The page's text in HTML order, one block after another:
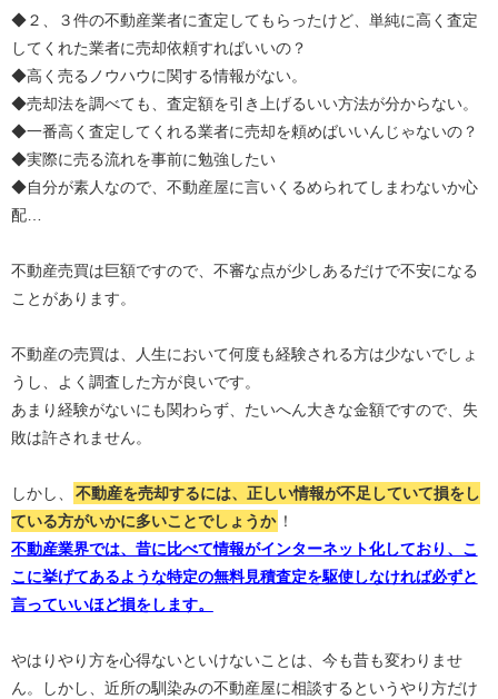
◆２、３件の不動産業者に査定してもらったけど、単純に高く査定
してくれた業者に売却依頼すればいいの？
◆高く売るノウハウに関する情報がない。
◆売却法を調べても、査定額を引き上げるいい方法が分からない。
◆一番高く査定してくれる業者に売却を頼めばいいんじゃないの？
◆実際に売る流れを事前に勉強したい
◆自分が素人なので、不動産屋に言いくるめられてしまわないか心
配…
不動産売買は巨額ですので、不審な点が少しあるだけで不安になる
ことがあります。
不動産の売買は、人生において何度も経験される方は少ないでしょ
うし、よく調査した方が良いです。
あまり経験がないにも関わらず、たいへん大きな金額ですので、失
敗は許されません。
しかし、
不動産を売却するには、正しい情報が不足していて損をし
ている方がいかに多いことでしょうか ！
不動産業界では、昔に比べて情報がインターネット化しており、こ
こに挙げてあるような特定の無料見積査定を駆使しなければ必ずと
言っていいほど損をします。
やはりやり方を心得ないといけないことは、今も昔も変わりませ
ん。しかし、近所の馴染みの不動産屋に相談するというやり方だけ